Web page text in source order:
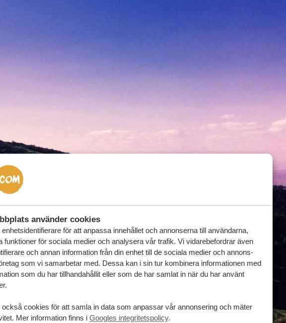
använder cookies
för att anpassa innehållet och annonserna till användarna,
funktioner för sociala medier och analysera vår trafik. Vi vidarebefordrar även
och annan information från din enhet till de sociala medier och annons-
som vi samarbetar med. Dessa kan i sin tur kombinera informationen med
som du har tillhandahållit eller som de har samlat in när du har använt
också cookies för att samla in data som anpassar vår annonsering och mäter
Mer information finns i Googles integritetspolicy.